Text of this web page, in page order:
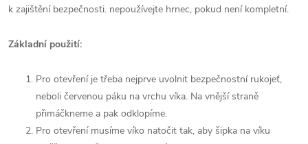
k zajištění bezpečnosti. nepoužívejte hrnec, pokud není kompletní.
Základní použití:
Pro otevření je třeba nejprve uvolnit bezpečnostní rukojeť,
neboli červenou páku na vrchu víka. Na vnější straně
přimáčkneme a pak odklopíme.
Pro otevření musíme víko natočit tak, aby šipka na víku